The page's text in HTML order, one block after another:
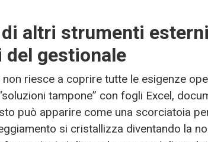
altri strumenti
gestionale
non riesce a coprire tutte le esigenze
tampone” con fogli Excel,
può apparire come una scorciatoia
si cristallizza diventando la